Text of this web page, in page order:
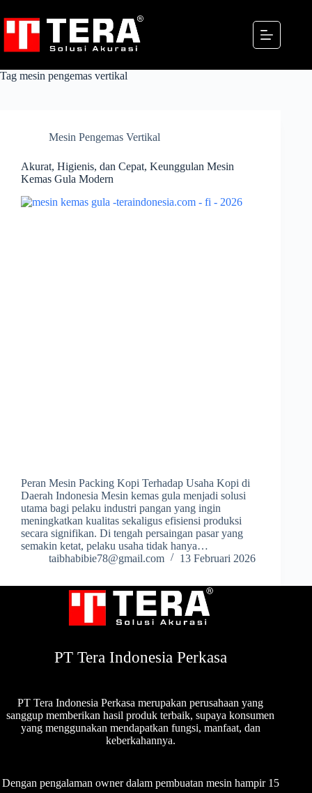
to
content
Tag mesin pengemas vertikal
Mesin Pengemas Vertikal
Akurat, Higienis, dan Cepat, Keunggulan Mesin
Kemas Gula Modern
Peran Mesin Packing Kopi Terhadap Usaha Kopi di
Daerah Indonesia Mesin kemas gula menjadi solusi
utama bagi pelaku industri pangan yang ingin
meningkatkan kualitas sekaligus efisiensi produksi
secara signifikan. Di tengah persaingan pasar yang
semakin ketat, pelaku usaha tidak hanya…
taibhabibie78@gmail.com
13 Februari 2026
PT Tera Indonesia Perkasa
PT Tera Indonesia Perkasa merupakan perusahaan yang
sanggup memberikan hasil produk terbaik, supaya konsumen
yang menggunakan mendapatkan fungsi, manfaat, dan
keberkahannya.
Dengan pengalaman owner dalam pembuatan mesin hampir 15